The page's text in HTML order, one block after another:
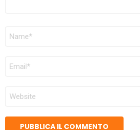
NOME
EMAIL
SITO
WEB